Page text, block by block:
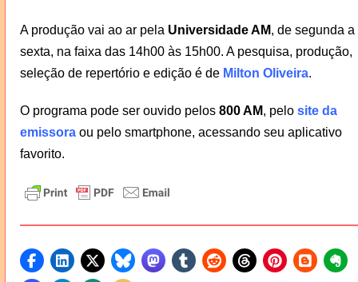
A produção vai ao ar pela Universidade AM, de segunda a
sexta, na faixa das 14h00 às 15h00. A pesquisa, produção,
seleção de repertório e edição é de Milton Oliveira.
O programa pode ser ouvido pelos 800 AM, pelo site da
emissoraou pelo smartphone, acessando seu aplicativo
favorito.